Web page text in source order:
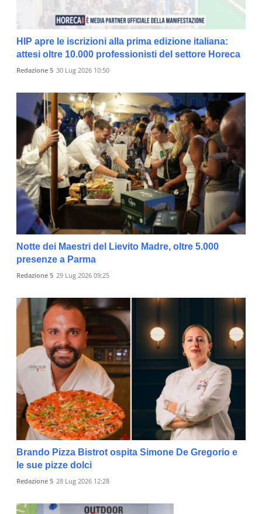
HIP apre le iscrizioni alla prima edizione italiana:
attesi oltre 10.000 professionisti del settore Horeca
Redazione 5 30 Lug 2026 10:50
Notte dei Maestri del Lievito Madre, oltre 5.000
presenze a Parma
Redazione 5 29 Lug 2026 09:25
Brando Pizza Bistrot ospita Simone De Gregorio e
le sue pizze dolci
Redazione 5 28 Lug 2026 12:28